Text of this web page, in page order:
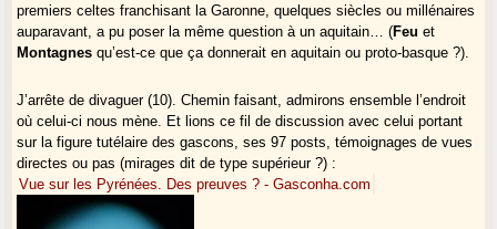
premiers celtes franchisant la Garonne, quelques siècles ou millénaires
auparavant, a pu poser la même question à un aquitain… (Feu et
Montagnes qu’est-ce que ça donnerait en aquitain ou proto-basque ?).
J’arrête de divaguer (10). Chemin faisant, admirons ensemble l’endroit
où celui-ci nous mène. Et lions ce fil de discussion avec celui portant
sur la figure tutélaire des gascons, ses 97 posts, témoignages de vues
directes ou pas (mirages dit de type supérieur ?) :
Vue sur les Pyrénées. Des preuves ? - Gasconha.com